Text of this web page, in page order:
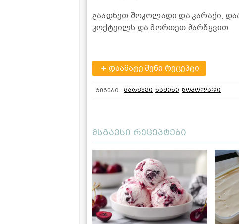
გაადნეთ შოკოლადი და კარაქი,
კოქტეილს და მორთეთ მარწყვით.
დაამატე შენი რეცეპტი
ტეგები: მარწყვი ნაყინი შოკოლადი
მსგავსი რეცეპტები